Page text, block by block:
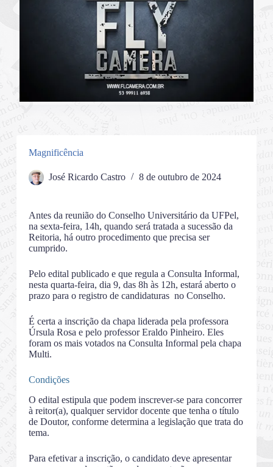
Magnificência
José Ricardo Castro 8 de outubro de 2024
Antes da reunião do Conselho Universitário da UFPel,
na sexta-feira, 14h, quando será tratada a sucessão da
Reitoria, há outro procedimento que precisa ser
cumprido.
Pelo edital publicado e que regula a Consulta Informal,
nesta quarta-feira, dia 9, das 8h às 12h, estará aberto o
prazo para o registro de candidaturas no Conselho.
É certa a inscrição da chapa liderada pela professora
Úrsula Rosa e pelo professor Eraldo Pinheiro. Eles
foram os mais votados na Consulta Informal pela chapa
Multi.
Condições
O edital estipula que podem inscrever-se para concorrer
à reitor(a), qualquer servidor docente que tenha o título
de Doutor, conforme determina a legislação que trata do
tema.
Para efetivar a inscrição, o candidato deve apresentar